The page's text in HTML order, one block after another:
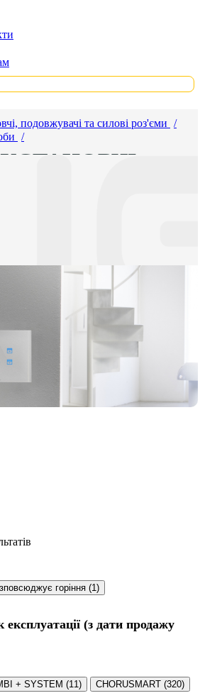
подовжувачі та силові роз'єми /
/
горіння (1)
експлуатації (з дати продажу
+ SYSTEM (11) CHORUSMART (320)